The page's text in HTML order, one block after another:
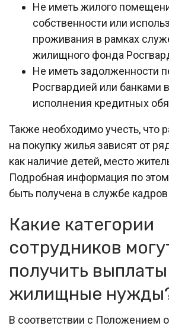
Не иметь жилого
собственности или
проживания в рамках
жилищного фонда
Не иметь задолженности
Росгвардией или банками
исполнения кредитных
Также необходимо учесть, что
на покупку жилья зависят от
как наличие детей, место
Подробная информация по
быть получена в службе
Какие категории
сотрудников
получить
жилищные
В соответствии с Положением